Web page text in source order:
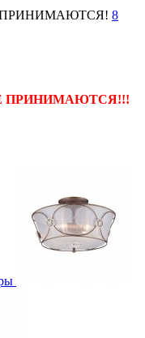
ПРИНИМАЮТСЯ! 8
ПРИНИМАЮТСЯ!!!